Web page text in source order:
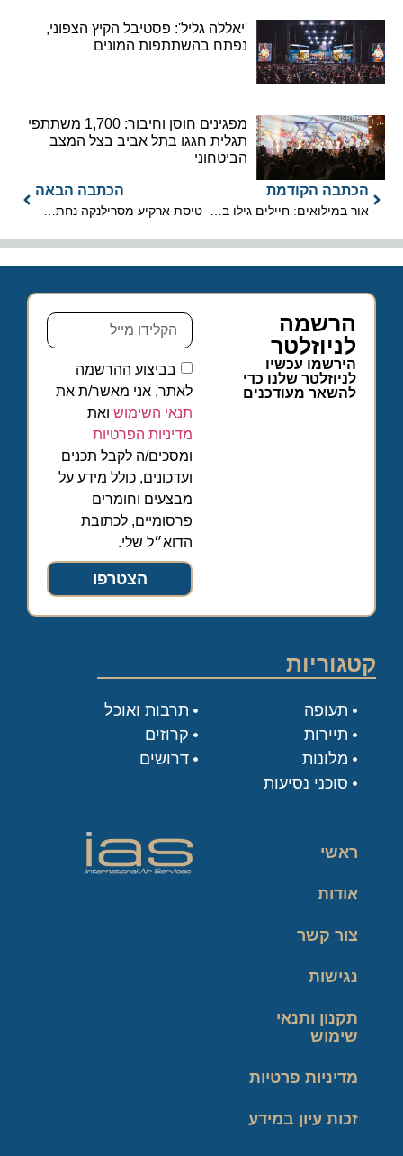
'יאללה גליל': פסטיבל הקיץ הצפוני,
נפתח בהשתתפות המונים
מפגינים חוסן וחיבור: 1,700 משתתפי
תגלית חגגו בתל אביב בצל המצב
הביטחוני
הכתבה הקודמת
אור במילואים: חיילים גילו בשטח כינוס בעוטף, נר שמן בן כ-1500 שנים
הכתבה הבאה
טיסת ארקיע מסרילנקה נחתה לראשונה בישראל
הרשמה
לניוזלטר
הירשמו עכשיו
לניוזלטר שלנו כדי
להשאר מעודכנים
בביצוע ההרשמה
לאתר, אני מאשר/ת את
תנאי השימושואת
מדיניות הפרטיות
ומסכים/ה לקבל תכנים
ועדכונים, כולל מידע על
מבצעים וחומרים
פרסומיים, לכתובת
הדוא״ל שלי.
הצטרפו
קטגוריות
תעופה
תיירות
מלונות
סוכני נסיעות
תרבות ואוכל
קרוזים
דרושים
ראשי
אודות
צור קשר
נגישות
תקנון ותנאי
שימוש
מדיניות פרטיות
זכות עיון במידע